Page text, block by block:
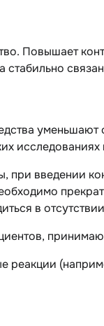
Повышает
стабильно
исследованиях
введении
в